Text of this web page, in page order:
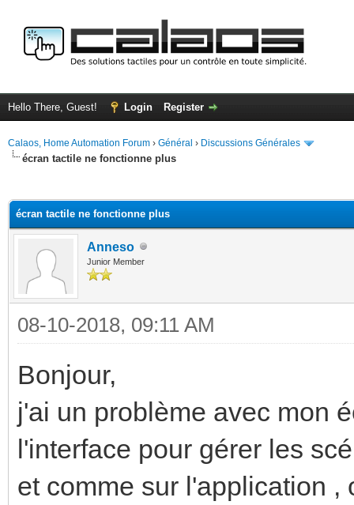
Hello There, Guest! Login Register
Calaos, Home Automation Forum › Général › Discussions Générales
écran tactile ne fonctionne plus
écran tactile ne fonctionne plus
Anneso
Junior Member
08-10-2018, 09:11 AM
Bonjour,
j'ai un problème avec mon
l'interface pour gérer les
et comme sur l'application